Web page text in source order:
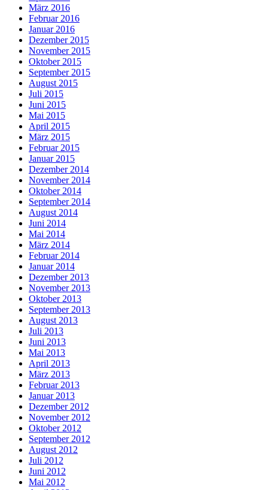
März 2016
Februar 2016
Januar 2016
Dezember 2015
November 2015
Oktober 2015
September 2015
August 2015
Juli 2015
Juni 2015
Mai 2015
April 2015
März 2015
Februar 2015
Januar 2015
Dezember 2014
November 2014
Oktober 2014
September 2014
August 2014
Juni 2014
Mai 2014
März 2014
Februar 2014
Januar 2014
Dezember 2013
November 2013
Oktober 2013
September 2013
August 2013
Juli 2013
Juni 2013
Mai 2013
April 2013
März 2013
Februar 2013
Januar 2013
Dezember 2012
November 2012
Oktober 2012
September 2012
August 2012
Juli 2012
Juni 2012
Mai 2012